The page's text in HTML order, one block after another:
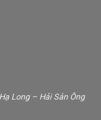
Long – Hải Sản Ông